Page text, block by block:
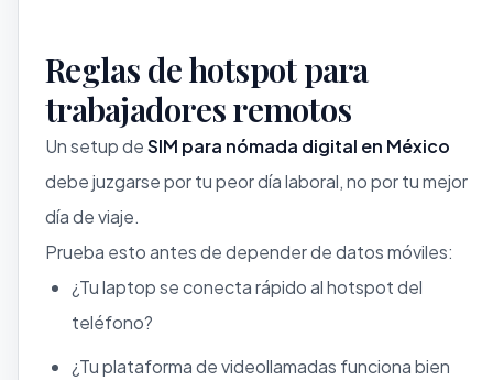
Reglas de hotspot para
trabajadores remotos
Un setup deSIM para nómada digital en México
debe juzgarse por tu peor día laboral, no por tu mejor
día de viaje.
Prueba esto antes de depender de datos móviles:
¿Tu laptop se conecta rápido al hotspot del
teléfono?
¿Tu plataforma de videollamadas funciona bien